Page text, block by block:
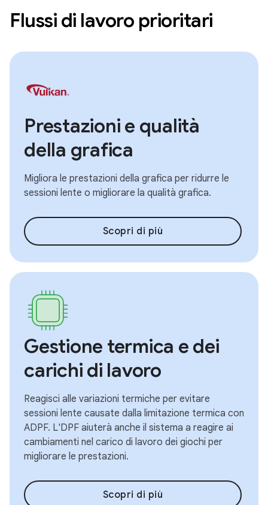
Flussi di lavoro prioritari
Prestazioni e qualità
della grafica
Migliora le prestazioni della grafica per ridurre le
sessioni lente o migliorare la qualità grafica.
Scopri di più
Gestione termica e dei
carichi di lavoro
Reagisci alle variazioni termiche per evitare
sessioni lente causate dalla limitazione termica con
ADPF. L'DPF aiuterà anche il sistema a reagire ai
cambiamenti nel carico di lavoro dei giochi per
migliorare le prestazioni.
Scopri di più